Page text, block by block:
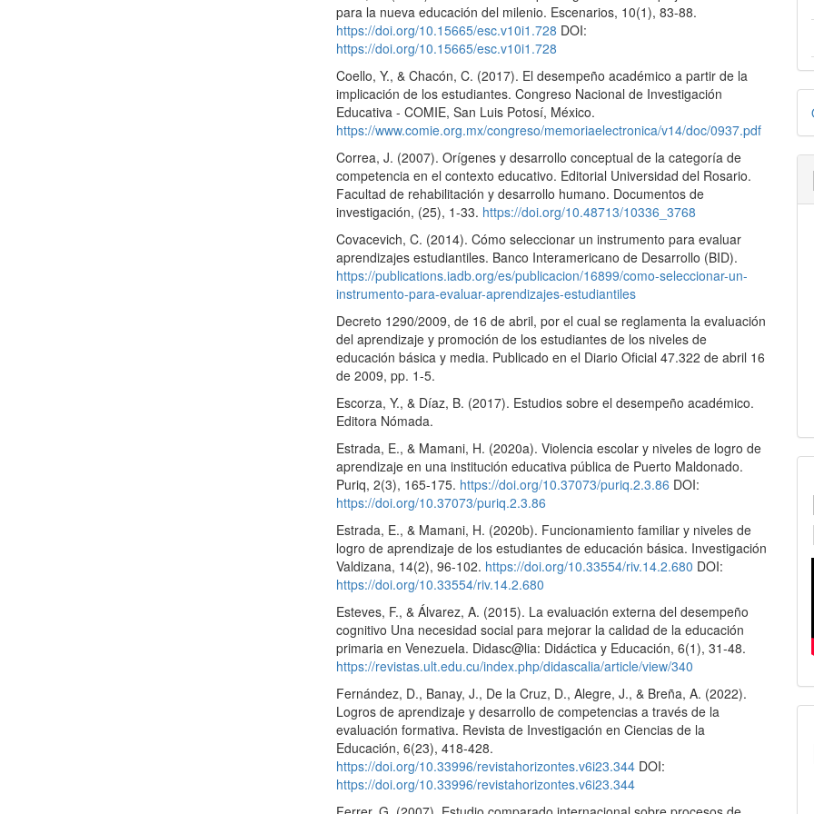
para la nueva educación del milenio. Escenarios, 10(1), 83-88.
https://doi.org/10.15665/esc.v10i1.728 DOI:
https://doi.org/10.15665/esc.v10i1.728
Coello, Y., & Chacón, C. (2017). El desempeño académico a partir de la
implicación de los estudiantes. Congreso Nacional de Investigación
Educativa - COMIE, San Luis Potosí, México.
https://www.comie.org.mx/congreso/memoriaelectronica/v14/doc/0937.pdf
Correa, J. (2007). Orígenes y desarrollo conceptual de la categoría de
competencia en el contexto educativo. Editorial Universidad del Rosario.
Facultad de rehabilitación y desarrollo humano. Documentos de
investigación, (25), 1-33. https://doi.org/10.48713/10336_3768
Covacevich, C. (2014). Cómo seleccionar un instrumento para evaluar
aprendizajes estudiantiles. Banco Interamericano de Desarrollo (BID).
https://publications.iadb.org/es/publicacion/16899/como-seleccionar-un-
instrumento-para-evaluar-aprendizajes-estudiantiles
Decreto 1290/2009, de 16 de abril, por el cual se reglamenta la evaluación
del aprendizaje y promoción de los estudiantes de los niveles de
educación básica y media. Publicado en el Diario Oficial 47.322 de abril 16
de 2009, pp. 1-5.
Escorza, Y., & Díaz, B. (2017). Estudios sobre el desempeño académico.
Editora Nómada.
Estrada, E., & Mamani, H. (2020a). Violencia escolar y niveles de logro de
aprendizaje en una institución educativa pública de Puerto Maldonado.
Puriq, 2(3), 165-175. https://doi.org/10.37073/puriq.2.3.86 DOI:
https://doi.org/10.37073/puriq.2.3.86
Estrada, E., & Mamani, H. (2020b). Funcionamiento familiar y niveles de
logro de aprendizaje de los estudiantes de educación básica. Investigación
Valdizana, 14(2), 96-102. https://doi.org/10.33554/riv.14.2.680 DOI:
https://doi.org/10.33554/riv.14.2.680
Esteves, F., & Álvarez, A. (2015). La evaluación externa del desempeño
cognitivo Una necesidad social para mejorar la calidad de la educación
primaria en Venezuela. Didasc@lia: Didáctica y Educación, 6(1), 31-48.
https://revistas.ult.edu.cu/index.php/didascalia/article/view/340
Fernández, D., Banay, J., De la Cruz, D., Alegre, J., & Breña, A. (2022).
Logros de aprendizaje y desarrollo de competencias a través de la
evaluación formativa. Revista de Investigación en Ciencias de la
Educación, 6(23), 418-428.
https://doi.org/10.33996/revistahorizontes.v6i23.344 DOI:
https://doi.org/10.33996/revistahorizontes.v6i23.344